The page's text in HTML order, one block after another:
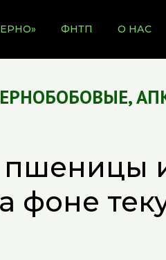
ФНТП О НАС
,
пшеницы
фоне